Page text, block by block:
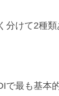
けて2種類
で最も基本